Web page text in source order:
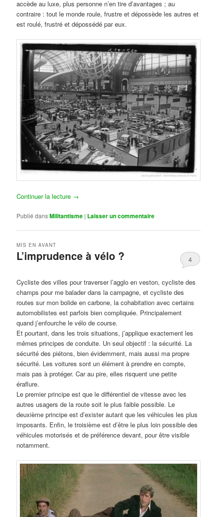
accède au luxe, plus personne n’en tire d’avantages ; au
contraire : tout le monde roule, frustre et dépossède les autres et
est roulé, frustré et dépossédé par eux.
Continuer la lecture →
Publié dansMilitantisme | Laisser un commentaire
L’imprudence à vélo ?
MIS EN AVANT
4
Cycliste des villes pour traverser l’agglo en veston, cycliste des
champs pour me balader dans la campagne, et cycliste des
routes sur mon bolide en carbone, la cohabitation avec certains
automobilistes est parfois bien compliquée. Principalement
quand j’enfourche le vélo de course.
Et pourtant, dans les trois situations, j’applique exactement les
mêmes principes de conduite. Un seul objectif : la sécurité. La
sécurité des piétons, bien évidemment, mais aussi ma propre
sécurité. Les voitures sont un élément à prendre en compte,
mais pas à protéger. Car au pire, elles risquent une petite
éraflure.
Le premier principe est que le différentiel de vitesse avec les
autres usagers de la route soit le plus faible possible. Le
deuxième principe est d’exister autant que les véhicules les plus
imposants. Enfin, le troisième est d’être le plus loin possible des
véhicules motorisés et de préférence devant, pour être visible
notamment.